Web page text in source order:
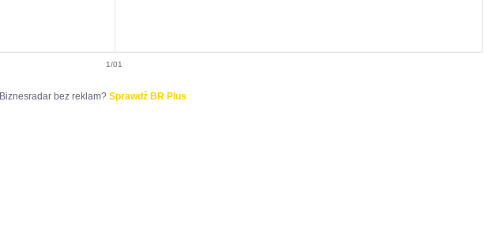
1/01
Biznesradar bez reklam? Sprawdź BR Plus